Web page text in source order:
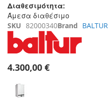
Διαθεσιμότητα:
Άμεσα διαθέσιμο
SKU 82000340Brand BALTUR
4.300,00 €